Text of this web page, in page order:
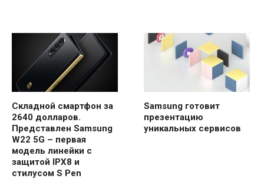
Складной смартфон за
2640 долларов.
Представлен Samsung
W22 5G – первая
модель линейки с
защитой IPX8 и
стилусом S Pen
Samsung готовит
презентацию
уникальных сервисов